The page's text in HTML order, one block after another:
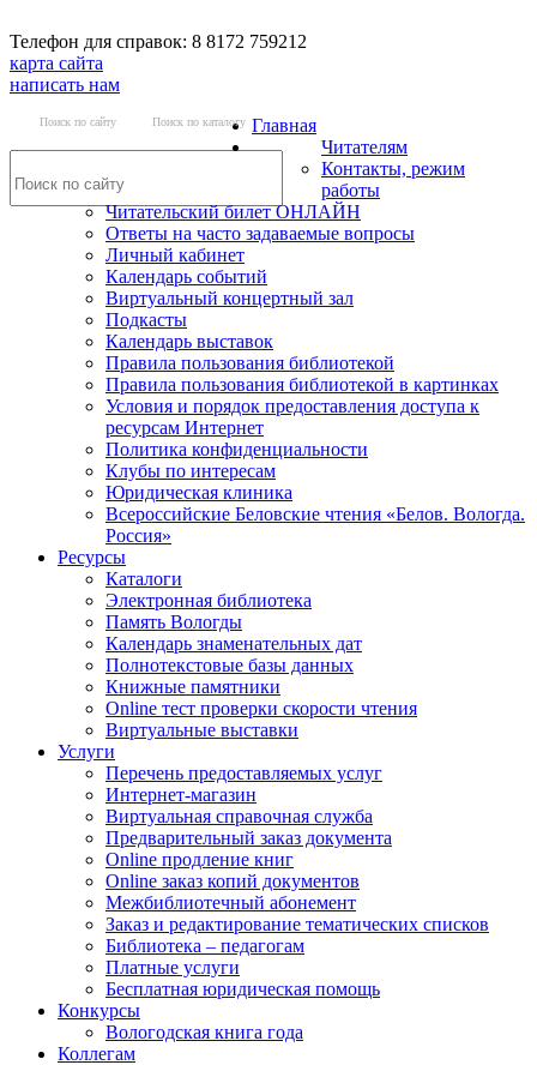
Телефон для справок: 8 8172 759212
карта сайта
написать нам
Поиск по сайту Поиск по каталогу Главная
Читателям
Контакты, режим
работы
Читательский билет ОНЛАЙН
Ответы на часто задаваемые вопросы
Личный кабинет
Календарь событий
Виртуальный концертный зал
Подкасты
Календарь выставок
Правила пользования библиотекой
Правила пользования библиотекой в картинках
Условия и порядок предоставления доступа к
ресурсам Интернет
Политика конфиденциальности
Клубы по интересам
Юридическая клиника
Всероссийские Беловские чтения «Белов. Вологда.
Россия»
Ресурсы
Каталоги
Электронная библиотека
Память Вологды
Календарь знаменательных дат
Полнотекстовые базы данных
Книжные памятники
Online тест проверки скорости чтения
Виртуальные выставки
Услуги
Перечень предоставляемых услуг
Интернет-магазин
Виртуальная справочная служба
Предварительный заказ документа
Online продление книг
Online заказ копий документов
Межбиблиотечный абонемент
Заказ и редактирование тематических списков
Библиотека – педагогам
Платные услуги
Бесплатная юридическая помощь
Конкурсы
Вологодская книга года
Коллегам